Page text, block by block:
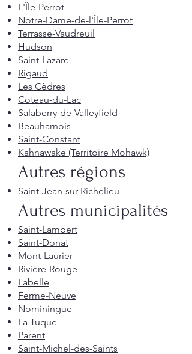
L'Île-Perrot
Notre-Dame-de-l'Île-Perrot
Terrasse-Vaudreuil
Hudson
Saint-Lazare
Rigaud
Les Cèdres
Coteau-du-Lac
Salaberry-de-Valleyfield
Beauharnois
Saint-Constant
Kahnawake (Territoire Mohawk)
Autres régions
Saint-Jean-sur-Richelieu
Autres municipalités
Saint-Lambert
Saint-Donat
Mont-Laurier
Rivière-Rouge
Labelle
Ferme-Neuve
Nominingue
La Tuque
Parent
Saint-Michel-des-Saints